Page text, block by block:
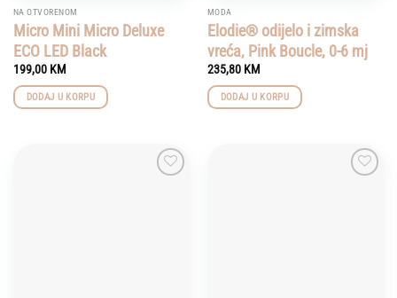
NA OTVORENOM
Micro Mini Micro Deluxe
ECO LED Black
199,00 KM
DODAJ U KORPU
MODA
Elodie® odijelo i zimska
vreća, Pink Boucle, 0-6 mj
235,80 KM
DODAJ U KORPU